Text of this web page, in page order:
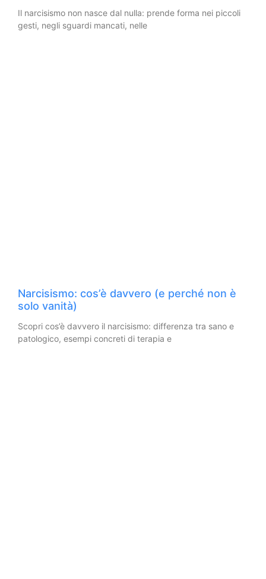
Il narcisismo non nasce dal nulla: prende forma nei piccoli
gesti, negli sguardi mancati, nelle
Narcisismo: cos’è davvero (e perché non è
solo vanità)
Scopri cos’è davvero il narcisismo: differenza tra sano e
patologico, esempi concreti di terapia e